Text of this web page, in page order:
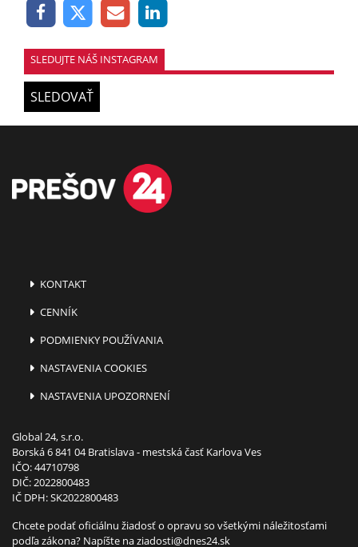
SLEDUJTE NÁŠ INSTAGRAM
SLEDOVAŤ
KONTAKT
CENNÍK
PODMIENKY POUŽÍVANIA
NASTAVENIA COOKIES
NASTAVENIA UPOZORNENÍ
Global 24, s.r.o.
Borská 6 841 04 Bratislava - mestská časť Karlova Ves
IČO: 44710798
DIČ: 2022800483
IČ DPH: SK2022800483
Chcete podať oficiálnu žiadosť o opravu so všetkými náležitosťami
podľa zákona? Napíšte naziadosti@dnes24.sk